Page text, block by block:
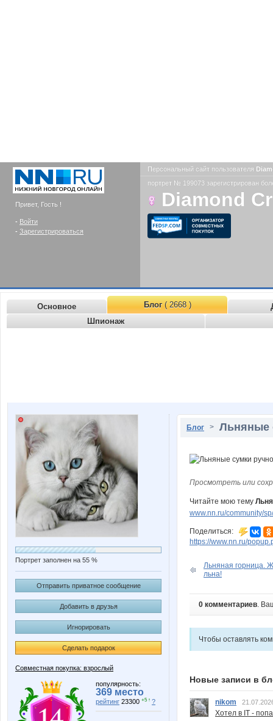
Привет, Гость !
- Войти
- Зарегистрироваться
Персональный сайт пользователя
портрет № 199073 зарегистрирован
Diamond
Основное Блог( 2668 )
Шпионаж
Портрет заполнен на 55 %
Отправить приватное сообщение
Добавить в друзья
Игнорировать
Сделать подарок
Совместная покупка: взрослый
популярность:
369 место
рейтинг 23300 +5 ↑ ?
Блог > Льняные
Просмотреть или
Читайте мою тему
www.nn.ru/community/
Поделиться:
https://www.nn.ru/
Льняная горница.
льна!
0 комментариев.
Чтобы оставлять
Новые записи в
nikom
Хотел в IT -